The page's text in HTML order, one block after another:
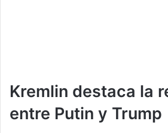
Kremlin destaca la
entre Putin y Trump